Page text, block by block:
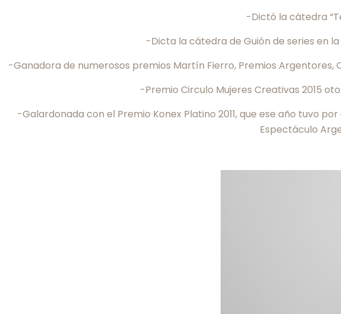
-Dictó la cátedra
-Dicta la cátedra de Guión de series en
-Ganadora de numerosos premios Martín Fierro, Premios
-Premio Circulo Mujeres Creativas 2015
-Galardonada con el Premio Konex Platino 2011, que ese año tuvo
Espectáculo